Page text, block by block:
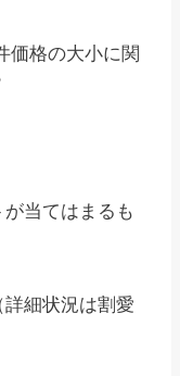
価格の大小に関
当てはまるも
細状況は割愛